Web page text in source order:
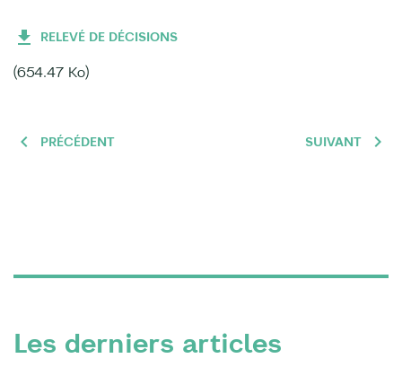
RELEVÉ DE DÉCISIONS
(654.47 Ko)
PRÉCÉDENT SUIVANT
Les derniers articles